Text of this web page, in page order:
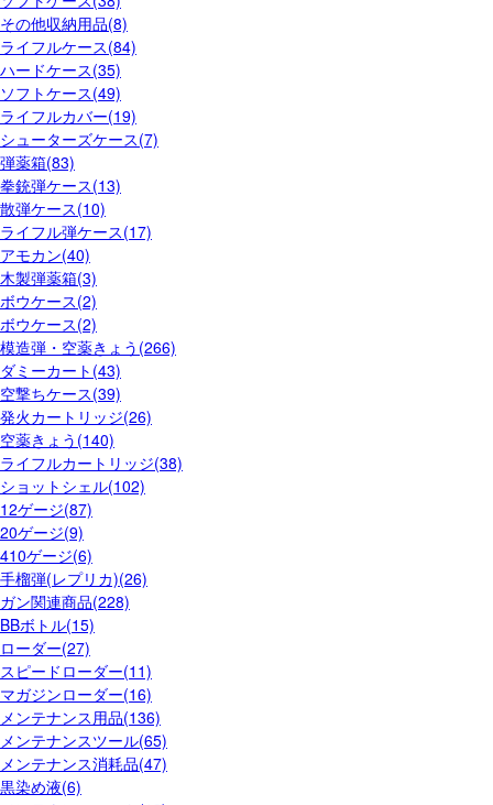
その他収納用品(8)
ライフルケース(84)
ハードケース(35)
ソフトケース(49)
ライフルカバー(19)
シューターズケース(7)
弾薬箱(83)
拳銃弾ケース(13)
散弾ケース(10)
ライフル弾ケース(17)
アモカン(40)
木製弾薬箱(3)
ボウケース(2)
ボウケース(2)
模造弾・空薬きょう(266)
ダミーカート(43)
空撃ちケース(39)
発火カートリッジ(26)
空薬きょう(140)
ライフルカートリッジ(38)
ショットシェル(102)
12ゲージ(87)
20ゲージ(9)
410ゲージ(6)
手榴弾(レプリカ)(26)
ガン関連商品(228)
BBボトル(15)
ローダー(27)
スピードローダー(11)
マガジンローダー(16)
メンテナンス用品(136)
メンテナンスツール(65)
メンテナンス消耗品(47)
黒染め液(6)